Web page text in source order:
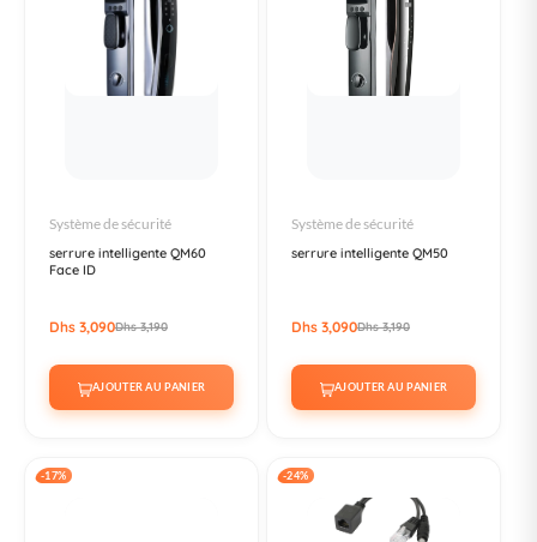
Système de sécurité
serrure intelligente QM60
Face ID
Dhs 3,090Dhs 3,190
AJOUTER AU PANIER
Système de sécurité
serrure intelligente QM50
Dhs 3,090Dhs 3,190
AJOUTER AU PANIER
-17% -24%